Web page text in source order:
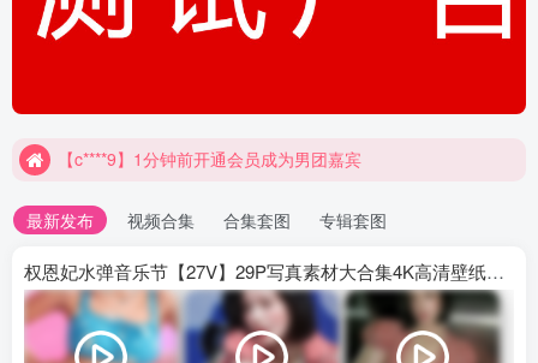
【c****9】1分钟前开通会员成为男团嘉宾
最新发布 视频合集 合集套图 专辑套图
权恩妃水弹音乐节【27V】29P写真素材大合集4K高清壁纸照片素材